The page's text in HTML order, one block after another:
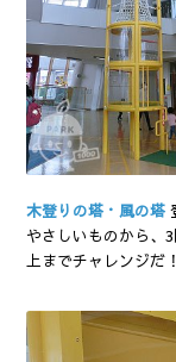
木登りの塔・風の塔
やさしいものから、
上までチャレンジだ！